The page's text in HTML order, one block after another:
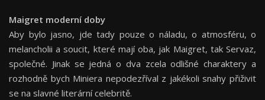
Maigret moderní doby
Aby bylo jasno, jde tady pouze o náladu, o atmosféru, o
melancholii a soucit, které mají oba, jak Maigret, tak Servaz,
společné. Jinak se jedná o dva zcela odlišné charaktery a
rozhodně bych Miniera nepodezříval z jakékoli snahy přiživit
se na slavné literární celebritě.